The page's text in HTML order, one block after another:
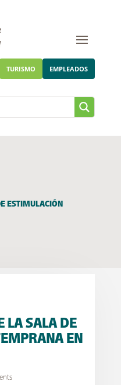
TURISMO EMPLEADOS
ESTIMULACIÓN
LA SALA DE
EN